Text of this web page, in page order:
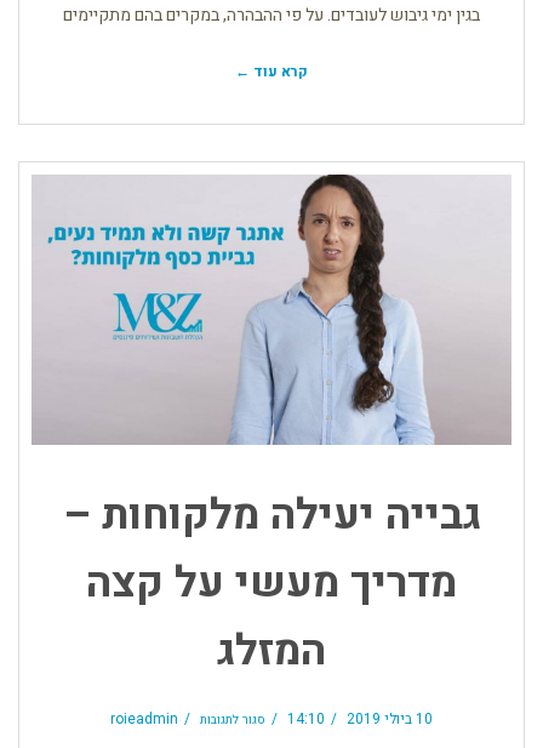
בגין ימי גיבוש לעובדים. על פי ההבהרה, במקרים בהם מתקיימים
קרא עוד ←
גבייה יעילה מלקוחות –
מדריך מעשי על קצה
המזלג
10 ביולי 2019 14:10 סגור לתגובות גבייה
יעילהroieadmin